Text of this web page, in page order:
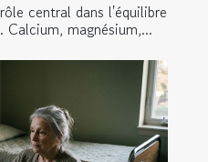
central dans l'équilibre
Calcium, magnésium,...